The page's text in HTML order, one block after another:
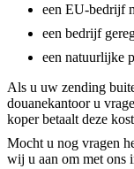
een EU-bedrijf
een bedrijf
een natuurlijke
Als u uw zending
douanekantoor u
koper betaalt deze
Mocht u nog vragen
wij u aan om met ons